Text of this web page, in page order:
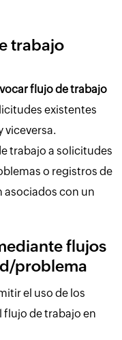
trabajo
flujo de trabajo
existentes
viceversa.
trabajo a solicitudes
o registros de
asociados con un
flujos
problema
el uso de los
de trabajo en